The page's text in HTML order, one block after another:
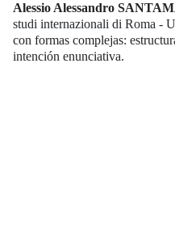
Alessio Alessandro
studi internazionali di Roma -
con formas complejas:
intención enunciativa.